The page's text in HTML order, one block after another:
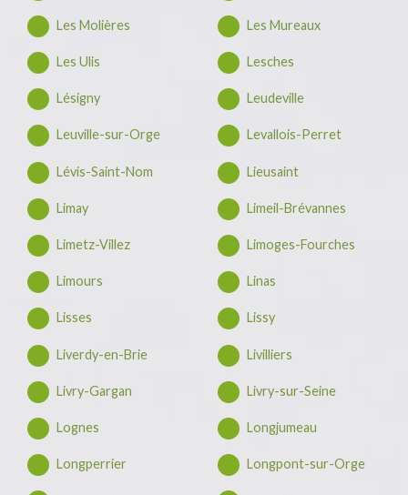
Les Molières Les Mureaux
Les Ulis Lesches
Lésigny Leudeville
Leuville-sur-Orge Levallois-Perret
Lévis-Saint-Nom Lieusaint
Limay Limeil-Brévannes
Limetz-Villez Limoges-Fourches
Limours Linas
Lisses Lissy
Liverdy-en-Brie Livilliers
Livry-Gargan Livry-sur-Seine
Lognes Longjumeau
Longperrier Longpont-sur-Orge